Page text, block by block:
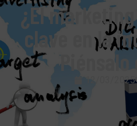
¿El
clave en la
Piénsalo
12/03/2025